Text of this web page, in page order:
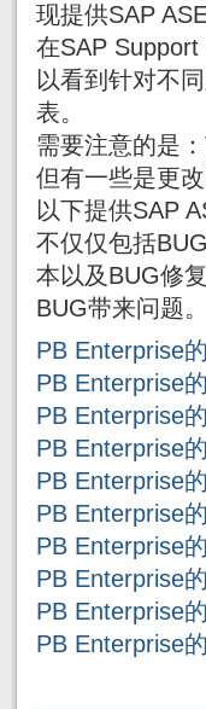
现提供SAP
在SAP
以看到针对不
表。
需要注意的是
但有一些是更改
以下提供SAP
不仅仅包括
本以及BUG修
BUG带来问题。
PB Enterprise
PB Enterprise
PB Enterprise
PB Enterprise
PB Enterprise
PB Enterprise
PB Enterprise
PB Enterprise
PB Enterprise
PB Enterprise